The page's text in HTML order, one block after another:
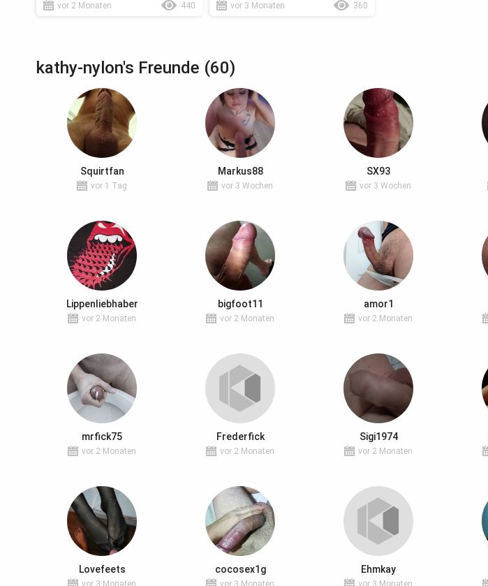
vor 2 Monaten
440
vor 3 Monaten
360
kathy-nylon's Freunde (60)
Squirtfan
vor 1 Tag
Markus88
vor 3 Wochen
SX93
vor 3 Wochen
Lippenliebhaber
vor 2 Monaten
bigfoot11
vor 2 Monaten
amor1
vor 2 Monaten
mrfick75
vor 2 Monaten
Frederfick
vor 2 Monaten
Sigi1974
vor 2 Monaten
Lovefeets
vor 3 Monaten
cocosex1g
vor 3 Monaten
Ehmkay
vor 3 Monaten